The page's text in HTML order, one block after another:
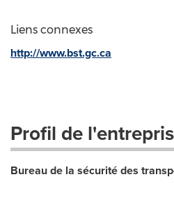
Liens connexes
http://www.bst.gc.ca
Profil de
Bureau de la sécurité des